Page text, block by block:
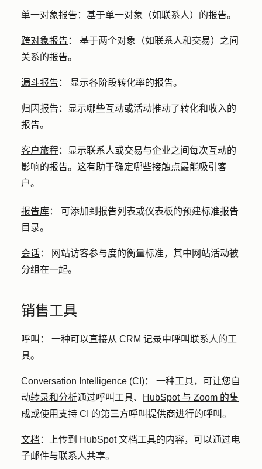
单一对象报告 ： 基于单一对象（如联系人）的报告。
跨对象报告 ： 基于两个对象（如联系人和交易）之间
关系的报告。
漏斗报告 ： 显示各阶段转化率的报告。
归因报告：
显示哪些互动或活动推动了转化和收入的
报告。
客户旅程 ：
显示联系人或交易与企业之间每次互动的
影响的报告。这有助于确定哪些接触点最能吸引客
户。
报告库： 可添加到报告列表或仪表板的预建标准报告
目录。
会话：
网站访客参与度的衡量标准，其中网站活动被
分组在一起。
销售工具
呼叫 ： 一种可以直接从 CRM 记录中呼叫联系人的工
具。
Conversation Intelligence (CI)： 一种工具，可让您自
动转录和分析通过呼叫工具、
HubSpot 与 Zoom 的集
成或使用支持 CI 的第三方呼叫提供商进行的呼叫。
文档 ：
上传到 HubSpot 文档工具的内容，可以通过电
子邮件与联系人共享。